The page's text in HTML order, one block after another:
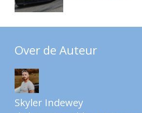
Over de Auteur
Skyler Indewey